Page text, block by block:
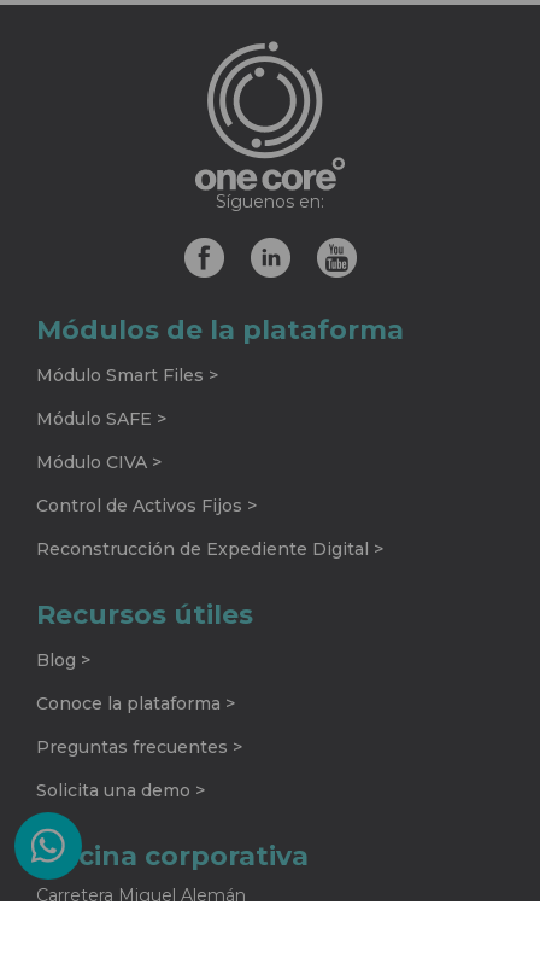
Síguenos en:
Módulos de la plataforma
Módulo Smart Files >
Módulo SAFE >
Módulo CIVA >
Control de Activos Fijos >
Reconstrucción de Expediente Digital >
Recursos útiles
Blog >
Conoce la plataforma >
Preguntas frecuentes >
Solicita una demo >
Oficina corporativa
Carretera Miguel Alemán